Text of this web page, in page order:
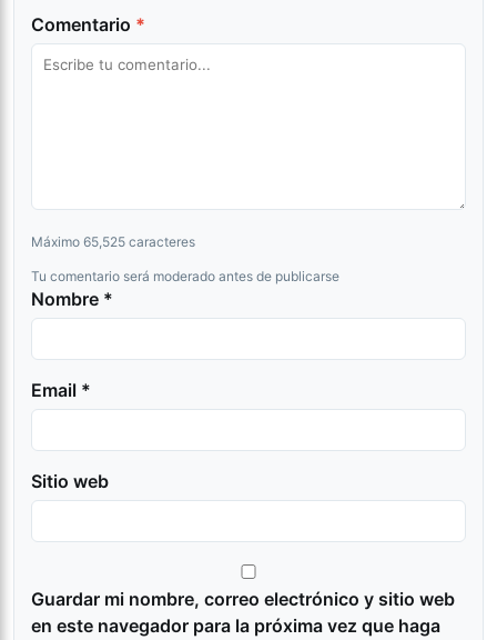
Comentario *
Máximo 65,525 caracteres
Tu comentario será moderado antes de publicarse
Nombre *
Email *
Sitio web
Guardar mi nombre, correo electrónico y sitio web
en este navegador para la próxima vez que haga